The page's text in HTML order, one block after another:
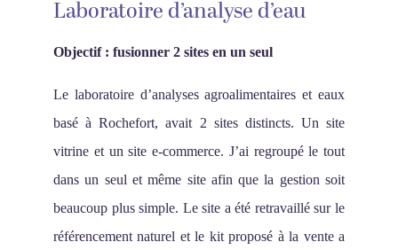
Laboratoire d’analyse d’eau
Objectif : fusionner 2 sites en un seul
Le laboratoire d’analyses agroalimentaires et eaux
basé à Rochefort, avait 2 sites distincts. Un site
vitrine et un site e-commerce. J’ai regroupé le tout
dans un seul et même site afin que la gestion soit
beaucoup plus simple. Le site a été retravaillé sur le
référencement naturel et le kit proposé à la vente a